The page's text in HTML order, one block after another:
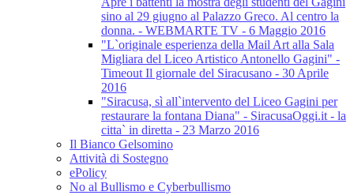
sino al 29 giugno al Palazzo Greco. Al centro la
donna. - WEBMARTE TV - 6 Maggio 2016
"L`originale esperienza della Mail Art alla Sala
Migliara del Liceo Artistico Antonello Gagini" -
Timeout Il giornale del Siracusano - 30 Aprile
2016
"Siracusa, sì all`intervento del Liceo Gagini per
restaurare la fontana Diana" - SiracusaOggi.it - la
citta` in diretta - 23 Marzo 2016
Il Bianco Gelsomino
Attività di Sostegno
ePolicy
No al Bullismo e Cyberbullismo